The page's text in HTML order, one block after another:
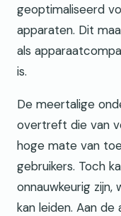
geoptimaliseerd
apparaten. Dit
als
is.
De meertalige
overtreft die van
hoge mate van
gebruikers. Toch
onnauwkeurig
kan leiden. Aan